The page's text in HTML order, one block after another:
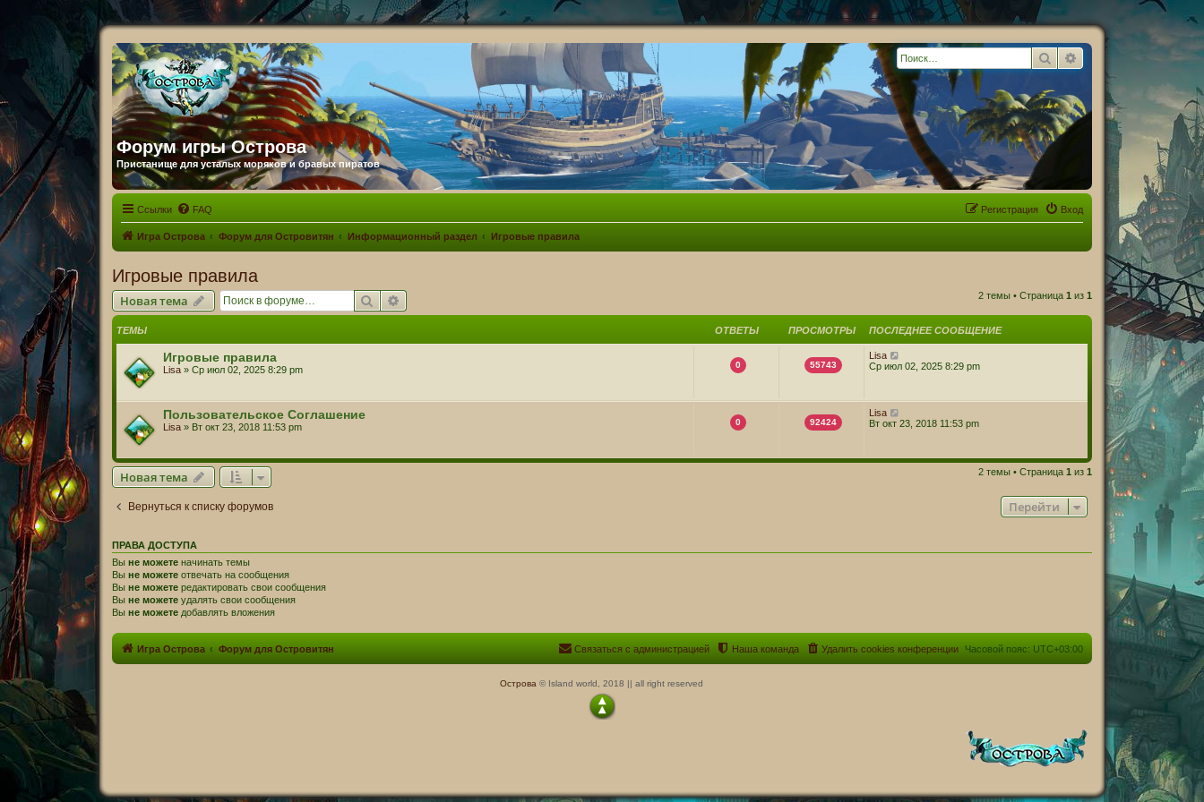
Форум игры Острова
Пристанище для усталых моряков и бравых пиратов
Поиск Расширенный поиск
Ссылки FAQ Вход
Регистрация
Игра Острова Форум для Островитян Информационный раздел Игровые правила
Игровые правила
Новая тема Поиск 2 темы • Страница1 из1
ТЕМЫ ОТВЕТЫ ПРОСМОТРЫ ПОСЛЕДНЕЕ СООБЩЕНИЕ
Игровые правила
Lisa» Ср июл 02, 2025 8:29 pm 0 55743
Lisa
Ср июл 02, 2025 8:29 pm
Пользовательское Соглашение
Lisa» Вт окт 23, 2018 11:53 pm 0 92424
Lisa
Вт окт 23, 2018 11:53 pm
Новая тема 2 темы • Страница1 из1
Вернуться к списку форумов Перейти
ПРАВА ДОСТУПА
Вы не можетеначинать темы
Вы не можетеотвечать на сообщения
Вы не можетередактировать свои сообщения
Вы не можетеудалять свои сообщения
Вы не можетедобавлять вложения
Игра Острова Форум для Островитян Часовой пояс: UTC+03:00
Удалить cookies конференции
Наша команда
Связаться с администрацией
Острова © Island world, 2018 || all right reserved